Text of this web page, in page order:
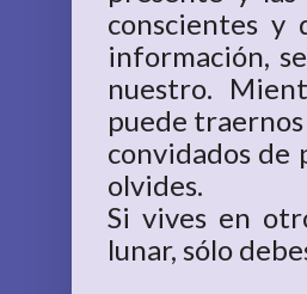
conscientes y
información,
nuestro.
puede
convidados de
olvides.
Si vives en
lunar, sólo